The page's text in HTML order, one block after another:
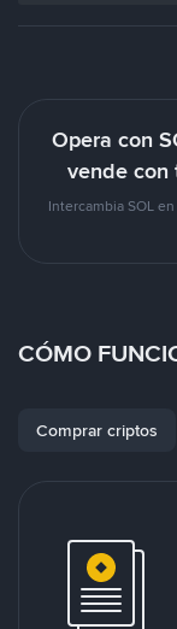
Opera con
vende con
Intercambia SOL
CÓMO
Comprar criptos